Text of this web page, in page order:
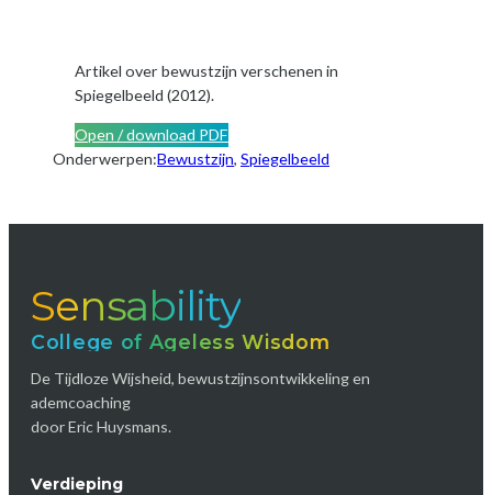
Artikel over bewustzijn verschenen in
Spiegelbeeld (2012).
Open / download PDF
Onderwerpen:Bewustzijn, Spiegelbeeld
Sensability
College of Ageless Wisdom
De Tijdloze Wijsheid, bewustzijnsontwikkeling en
ademcoaching
door Eric Huysmans.
Verdieping